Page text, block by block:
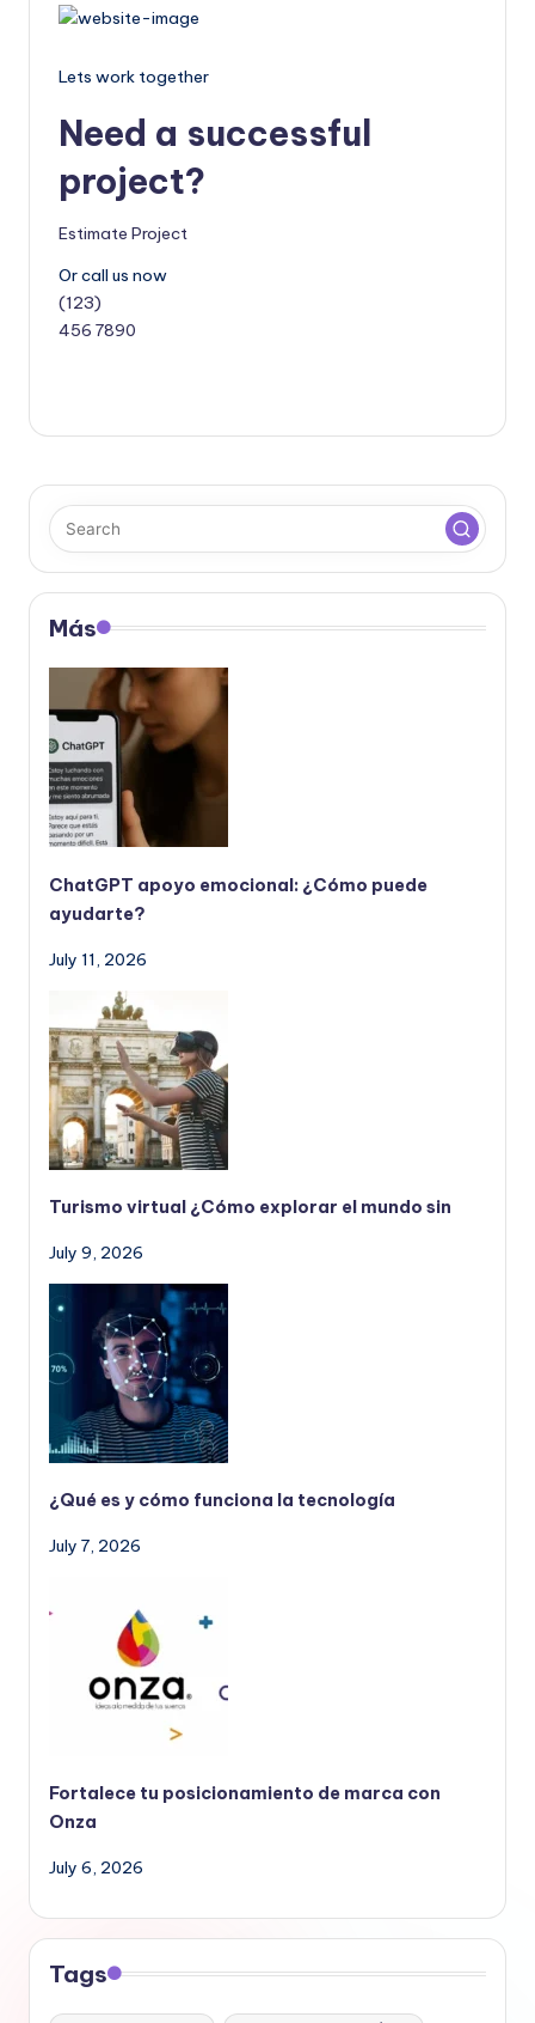
Lets work together
Need a successful
project?
Estimate Project
Or call us now
(123)
456 7890
Más
ChatGPT apoyo emocional: ¿Cómo puede
ayudarte?
July 11, 2026
Turismo virtual ¿Cómo explorar el mundo sin
July 9, 2026
¿Qué es y cómo funciona la tecnología
July 7, 2026
Fortalece tu posicionamiento de marca con
Onza
July 6, 2026
Tags